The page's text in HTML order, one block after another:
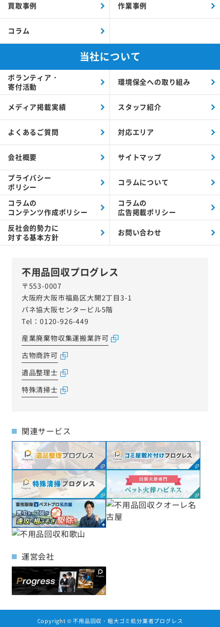
不用品回収プログレス
〒553-0007
大阪府大阪市福島区大開2丁目3-1
パネ協大阪センタービル5階
Tel：0120-926-449
産業廃棄物収集運搬業許可
古物商許可
遺品整理士
特殊清掃士
買取事例 作業事例
コラム
当社について
ボランティア・
寄付活動
環境保全への取り組み
メディア掲載実績 スタッフ紹介
よくあるご質問 対応エリア
会社概要 サイトマップ
プライバシー
ポリシー
コラムについて
コラムの
コンテンツ作成ポリシー
コラムの
広告掲載ポリシー
反社会的勢力に
対する基本方針 お問い合わせ
関連サービス
運営会社
Copyright ©不用品回収・粗大ゴミ処分業者プログレス